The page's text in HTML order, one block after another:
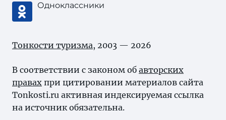
Одноклассники
Тонкости туризма, 2003 — 2026
В соответствии с законом об авторских
правах при цитировании материалов сайта
Tonkosti.ru активная индексируемая ссылка
на источник обязательна.